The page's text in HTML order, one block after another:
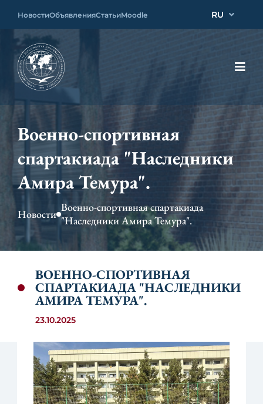
НовостиОбъявленияСтатьиMoodle RU
Военно-спортивная
спартакиада "Наследники
Амира Темура".
Новости Военно-спортивная спартакиада
"Наследники Амира Темура".
ВОЕННО-СПОРТИВНАЯ
СПАРТАКИАДА "НАСЛЕДНИКИ
АМИРА ТЕМУРА".
23.10.2025